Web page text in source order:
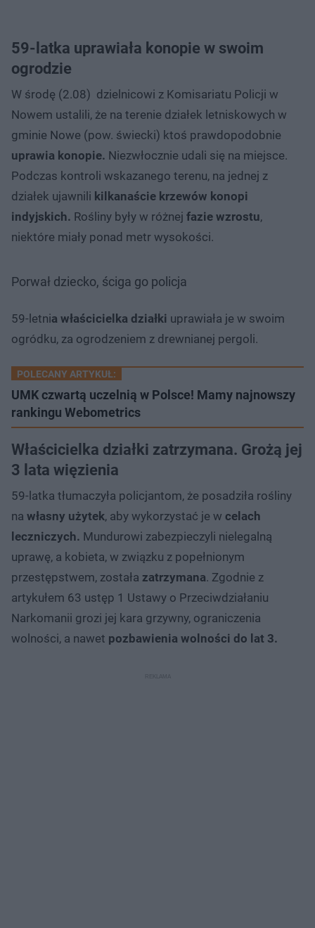
59-latka uprawiała konopie w swoim
ogrodzie
W środę (2.08) dzielnicowi z Komisariatu Policji w
Nowem ustalili, że na terenie działek letniskowych w
gminie Nowe (pow. świecki) ktoś prawdopodobnie
uprawia konopie. Niezwłocznie udali się na miejsce.
Podczas kontroli wskazanego terenu, na jednej z
działek ujawnili kilkanaście krzewów konopi
indyjskich. Rośliny były w różnej fazie wzrostu,
niektóre miały ponad metr wysokości.
Porwał dziecko, ściga go policja
59-letnia właścicielka działki uprawiała je w swoim
ogródku, za ogrodzeniem z drewnianej pergoli.
POLECANY ARTYKUŁ:
UMK czwartą uczelnią w Polsce! Mamy najnowszy
rankingu Webometrics
Właścicielka działki zatrzymana. Grożą jej
3 lata więzienia
59-latka tłumaczyła policjantom, że posadziła rośliny
na własny użytek, aby wykorzystać je w celach
leczniczych. Mundurowi zabezpieczyli nielegalną
uprawę, a kobieta, w związku z popełnionym
przestępstwem, została zatrzymana. Zgodnie z
artykułem 63 ustęp 1 Ustawy o Przeciwdziałaniu
Narkomanii grozi jej kara grzywny, ograniczenia
wolności, a nawet pozbawienia wolności do lat 3.